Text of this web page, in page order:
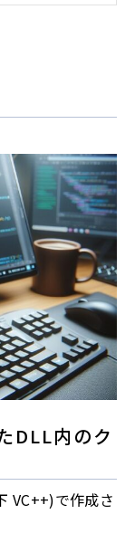
DLL内のク
VC++)で作成さ